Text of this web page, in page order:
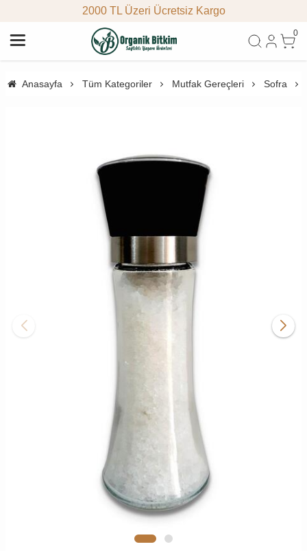
2000 TL Üzeri Ücretsiz Kargo
0
Anasayfa Tüm Kategoriler Mutfak Gereçleri Sofra